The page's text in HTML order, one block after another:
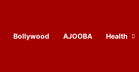
Bollywood AJOOBA Health